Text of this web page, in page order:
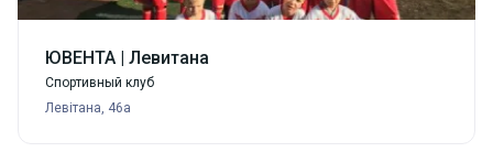
ЮВЕНТА | Левитана
Спортивный клуб
Левітана, 46а